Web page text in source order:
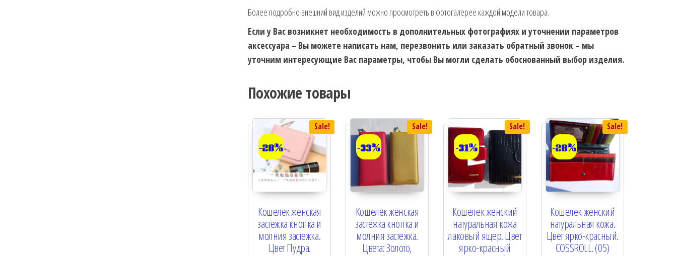
Более подробно внешний вид изделий можно просмотреть в фотогалерее каждой модели товара.
Если у Вас возникнет необходимость в дополнительных фотографиях и уточнении параметров
аксессуара – Вы можете написать нам, перезвонить или заказать обратный звонок – мы
уточним интересующие Вас параметры, чтобы Вы могли сделать обоснованный выбор изделия.
Похожие товары
Sale!
-28%
Кошелек женская
застежка кнопка и
молния застежка.
Цвет Пудра.
Sale!
-33%
Кошелек женская
застежка кнопка и
молния застежка.
Цвета: Золото,
Sale!
-31%
Кошелек женский
натуральная кожа
лаковый ящер. Цвет
ярко-красный
Sale!
-28%
Кошелек женский
натуральная кожа.
Цвет ярко-красный.
COSSROLL. (05)